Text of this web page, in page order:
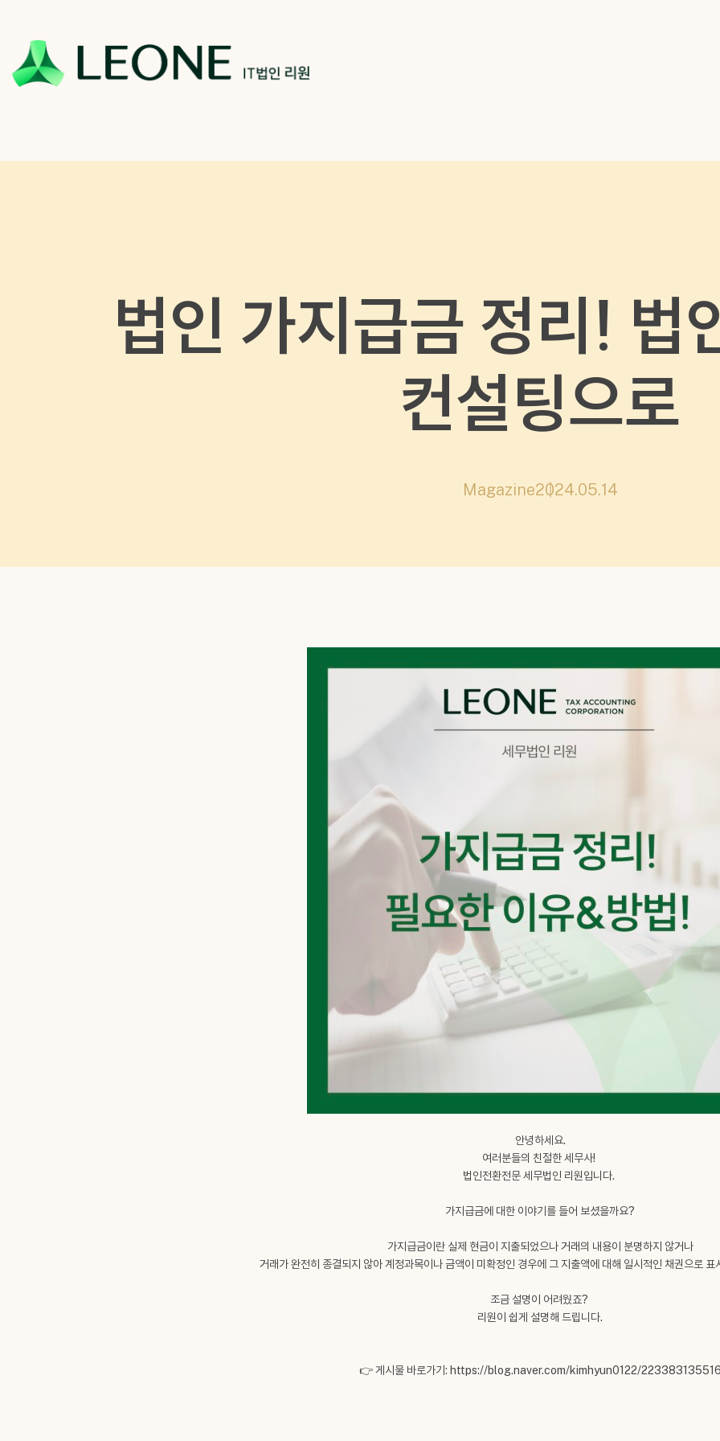
CI 소개
리원 이야기
지원하기
법인 가지급금 정리! 법
컨설팅으로
Magazine2024.05.14
안녕하세요.
여러분들의 친절한 세무사!
법인전환전문 세무법인 리원입니다.
가지급금에 대한 이야기를 들어 보셨을까요?
가지급금이란 실제 현금이 지출되었으나 거래의 내용이 분명하지 않거나
거래가 완전히 종결되지 않아 계정과목이나 금액이 미확정인 경우에 그 지출액에 대해 일시적인 채권으로 표
조금 설명이 어려웠죠?
리원이 쉽게 설명해 드립니다.
👉 게시물 바로가기: https://blog.naver.com/kimhyun0122/223383135516